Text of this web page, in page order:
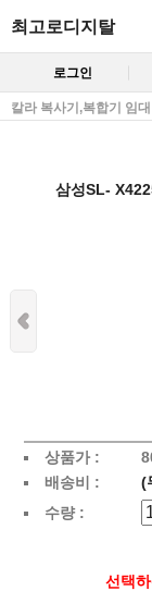
최고로디지탈
로그인
칼라 복사기,복합기 임대
삼성SL-
상품가 :
배송비 :
(
수량 :
선택